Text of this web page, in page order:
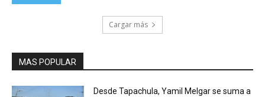
Cargar más
MAS POPULAR
Desde Tapachula, Yamil Melgar se suma a